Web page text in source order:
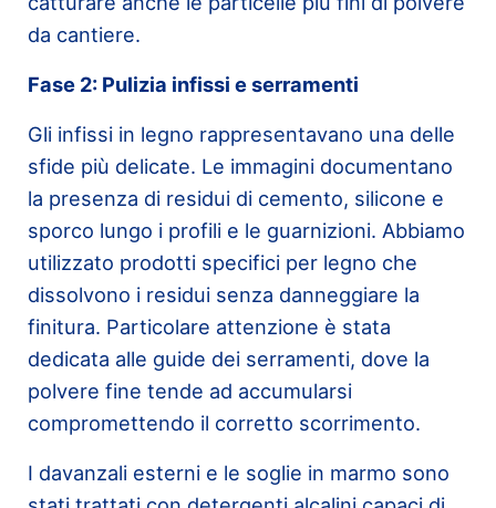
da cantiere.
Fase 2: Pulizia infissi e serramenti
Gli infissi in legno rappresentavano una delle
sfide più delicate. Le immagini documentano
la presenza di residui di cemento, silicone e
sporco lungo i profili e le guarnizioni. Abbiamo
utilizzato prodotti specifici per legno che
dissolvono i residui senza danneggiare la
finitura. Particolare attenzione è stata
dedicata alle guide dei serramenti, dove la
polvere fine tende ad accumularsi
compromettendo il corretto scorrimento.
I davanzali esterni e le soglie in marmo sono